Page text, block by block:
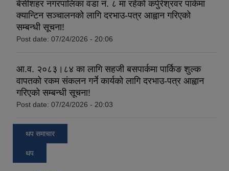
बेसीशहर नगरपालिका वडा नं. ८ मा रहेको कर्पुरेश्रवर पार्कमा
क्यान्टिन सञ्चालनको लागि दरभाउ-पत्र आह्वान गरिएको
सम्बन्धी सूचना!
Post date: 07/24/2026 - 20:06
आ.व. २०८३।८४ का लागि सहजी बसपार्कमा पार्किङ शुल्क
वापतको रकम संकलन गर्ने कार्यको लागि दरभाउ-पत्र आह्वान
गरिएको सम्बन्धी सूचना!
Post date: 07/24/2026 - 20:03
थप समाचार
थप